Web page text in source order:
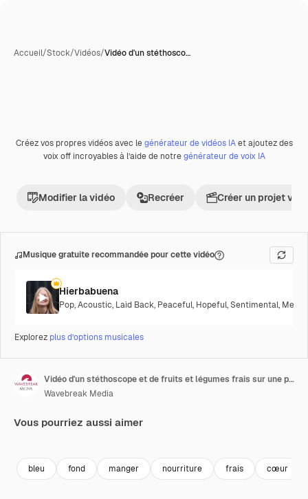
Accueil/Stock/Vidéos/Vidéo d'un stéthosco…
Premium
Créez vos propres vidéos avec legénérateur de vidéos IAet ajoutez des
voix off incroyables à l’aide de notregénérateur de voix IA
Modifier la vidéo Recréer Créer un projet
Musique gratuite recommandée pour cette vidéo
Hierbabuena
Pop,Acoustic, Laid Back, Peaceful, Hopeful,Sentimental,
Explorez plus d’options musicales
Vidéo d'un stéthoscope et de fruits et légumes frais sur une planche en bois en forme de cœur sur fond bleu
Wavebreak Media
Vous pourriez aussi aimer
bleu fond manger nourriture frais cœur